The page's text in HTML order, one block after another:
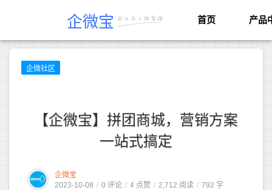
企微宝 首页 产品
企微社区
【企微宝】拼团商城，营销方案
一站式搞定
企微宝
2023-10-08 / 0 评论 / 4 点赞 / 2,712 阅读 / 792 字